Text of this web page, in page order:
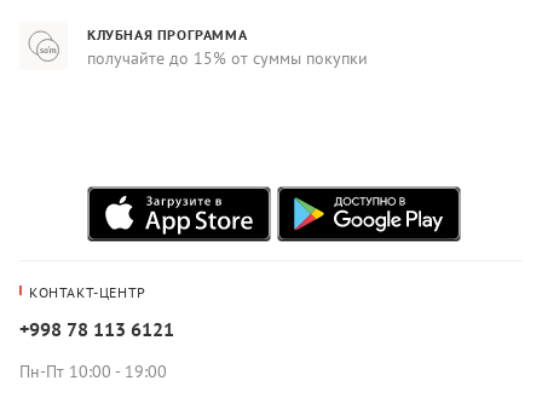
КЛУБНАЯ ПРОГРАММА
получайте до 15% от суммы покупки
КОНТАКТ-ЦЕНТР
+998 78 113 6121
Пн-Пт 10:00 - 19:00